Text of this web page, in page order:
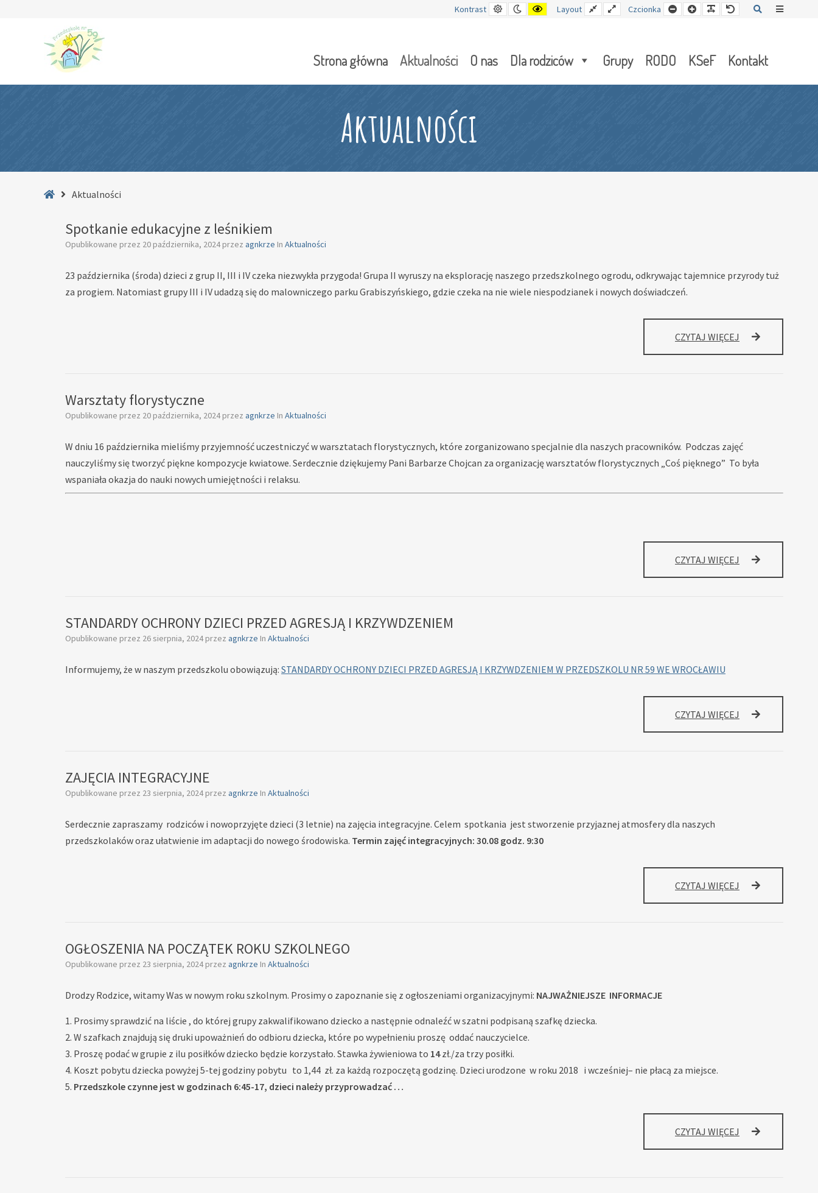
Kontrast Kontrast
domyślny
Tryb
nocny
Kontrast
żółto-
Layout Stały
układ
Wide
layout
Czcionka Mniejsza
czcionka
CzcionkaCzcionkaCzcionkaSzukaj
Strona główna Aktualności O nas Dla rodziców Grupy RODO KSeF Kontakt
Aktualności
StronaAktualności
Spotkanie edukacyjne z leśnikiem
Opublikowane przez 20 października, 2024 przez agnkrze In Aktualności
23 października (środa) dzieci z grup II, III i IV czeka niezwykła przygoda! Grupa II wyruszy na eksplorację naszego przedszkolnego ogrodu, odkrywając tajemnice przyrody tuż
za progiem. Natomiast grupy III i IV udadzą się do malowniczego parku Grabiszyńskiego, gdzie czeka na nie wiele niespodzianek i nowych doświadczeń.
CZYTAJ WIĘCEJ SPOTKANIE
Warsztaty florystyczne
Opublikowane przez 20 października, 2024 przez agnkrze In Aktualności
W dniu 16 października mieliśmy przyjemność uczestniczyć w warsztatach florystycznych, które zorganizowano specjalnie dla naszych pracowników. Podczas zajęć
nauczyliśmy się tworzyć piękne kompozycje kwiatowe. Serdecznie dziękujemy Pani Barbarze Chojcan za organizację warsztatów florystycznych „Coś pięknego” To była
wspaniała okazja do nauki nowych umiejętności i relaksu.
CZYTAJ WIĘCEJ WARSZTATY
STANDARDY OCHRONY DZIECI PRZED AGRESJĄ I KRZYWDZENIEM
Opublikowane przez 26 sierpnia, 2024 przez agnkrze In Aktualności
Informujemy, że w naszym przedszkolu obowiązują: STANDARDY OCHRONY DZIECI PRZED AGRESJĄ I KRZYWDZENIEM W PRZEDSZKOLU NR 59 WE WROCŁAWIU
CZYTAJ WIĘCEJ STANDARDY
ZAJĘCIA INTEGRACYJNE
Opublikowane przez 23 sierpnia, 2024 przez agnkrze In Aktualności
Serdecznie zapraszamy rodziców i nowoprzyjęte dzieci (3 letnie) na zajęcia integracyjne. Celem spotkania jest stworzenie przyjaznej atmosfery dla naszych
przedszkolaków oraz ułatwienie im adaptacji do nowego środowiska. Termin zajęć integracyjnych: 30.08 godz. 9:30
CZYTAJ WIĘCEJ ZAJĘCIA
OGŁOSZENIA NA POCZĄTEK ROKU SZKOLNEGO
Opublikowane przez 23 sierpnia, 2024 przez agnkrze In Aktualności
Drodzy Rodzice, witamy Was w nowym roku szkolnym. Prosimy o zapoznanie się z ogłoszeniami organizacyjnymi: NAJWAŻNIEJSZE INFORMACJE
Prosimy sprawdzić na liście , do której grupy zakwalifikowano dziecko a następnie odnaleźć w szatni podpisaną szafkę dziecka.
W szafkach znajdują się druki upoważnień do odbioru dziecka, które po wypełnieniu proszę oddać nauczycielce.
Proszę podać w grupie z ilu posiłków dziecko będzie korzystało. Stawka żywieniowa to 14zł./za trzy posiłki.
Koszt pobytu dziecka powyżej 5-tej godziny pobytu to 1,44 zł. za każdą rozpoczętą godzinę. Dzieci urodzone w roku 2018 i wcześniej– nie płacą za miejsce.
Przedszkole czynne jest w godzinach 6:45-17, dzieci należy przyprowadzać …
CZYTAJ WIĘCEJ OGŁOSZENIA